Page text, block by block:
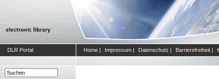
DLR Portal Home | Impressum | Datenschutz | Barrierefreiheit |